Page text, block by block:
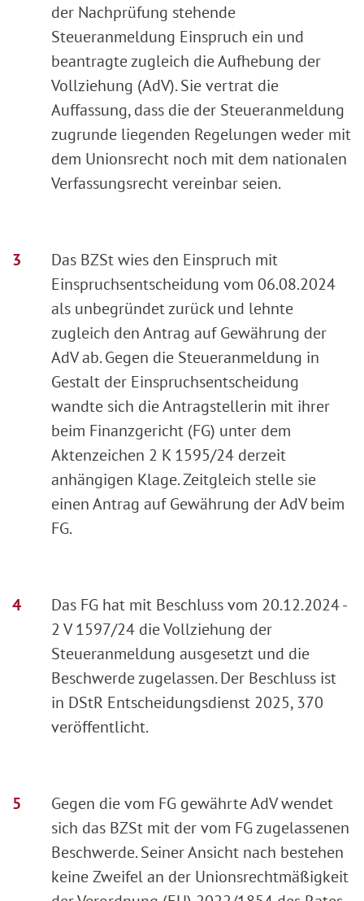
der Nachprüfung stehende
Steueranmeldung Einspruch ein und
beantragte zugleich die Aufhebung der
Vollziehung (AdV). Sie vertrat die
Auffassung, dass die der Steueranmeldung
zugrunde liegenden Regelungen weder mit
dem Unionsrecht noch mit dem nationalen
Verfassungsrecht vereinbar seien.
Das BZSt wies den Einspruch mit
Einspruchsentscheidung vom 06.08.2024
als unbegründet zurück und lehnte
zugleich den Antrag auf Gewährung der
AdV ab. Gegen die Steueranmeldung in
Gestalt der Einspruchsentscheidung
wandte sich die Antragstellerin mit ihrer
beim Finanzgericht (FG) unter dem
Aktenzeichen 2 K 1595/24 derzeit
anhängigen Klage. Zeitgleich stelle sie
einen Antrag auf Gewährung der AdV beim
FG.
Das FG hat mit Beschluss vom 20.12.2024 -
2 V 1597/24 die Vollziehung der
Steueranmeldung ausgesetzt und die
Beschwerde zugelassen. Der Beschluss ist
in DStR Entscheidungsdienst 2025, 370
veröffentlicht.
Gegen die vom FG gewährte AdV wendet
sich das BZSt mit der vom FG zugelassenen
Beschwerde. Seiner Ansicht nach bestehen
keine Zweifel an der Unionsrechtmäßigkeit